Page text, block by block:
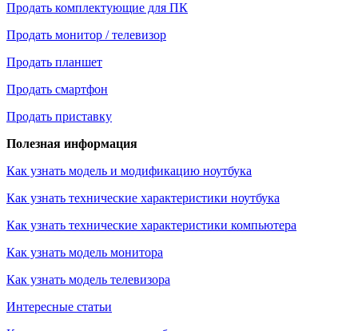
Продать комплектующие для ПК
Продать монитор / телевизор
Продать планшет
Продать смартфон
Продать приставку
Полезная информация
Как узнать модель и модификацию ноутбука
Как узнать технические характеристики ноутбука
Как узнать технические характеристики компьютера
Как узнать модель монитора
Как узнать модель телевизора
Интересные статьи